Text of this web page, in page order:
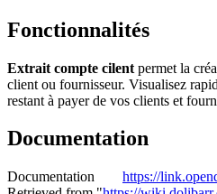
Fonctionnalités
Extrait compte cilent permet la
client ou fournisseur. Visualisez
restant à payer de vos clients et
Documentation
Documentation
https://